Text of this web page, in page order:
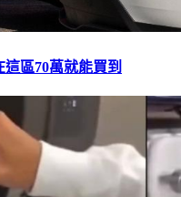
區70萬就能買到